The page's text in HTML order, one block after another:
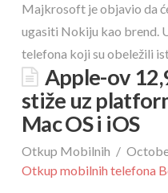
Majkrosoft je objavio da
ugasiti Nokiju kao brend.
telefona koji su obeležili
Apple-ov
stiže uz
Mac OS i iOS
Otkup Mobilnih
Otkup mobilnih telefona